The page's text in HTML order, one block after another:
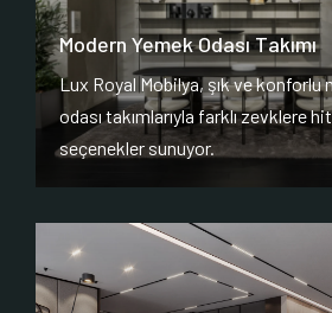
Modern Yemek Odası Takımı
Lux Royal Mobilya, şık ve konforlu
odası takımlarıyla farklı zevklere
seçenekler sunuyor.